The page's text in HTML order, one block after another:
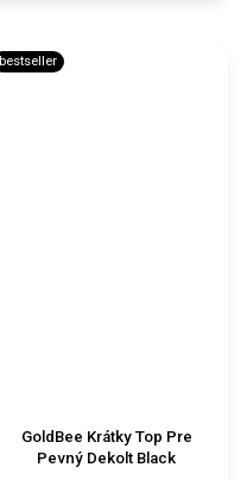
bestseller
GoldBee Krátky Top Pre
Pevný Dekolt Black